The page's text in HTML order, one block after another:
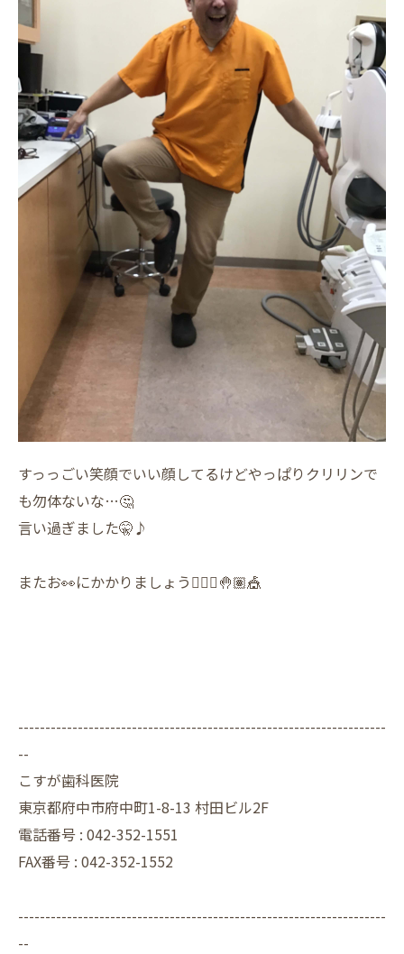
すっっごい笑顔でいい顔してるけどやっぱりクリリンで
も勿体ないな…🤔
言い過ぎました🤫♪
またお👀にかかりましょう🤹🏽‍♀️🤚🏽🎪
--------------------------------------------------------------------
--
こすが歯科医院
東京都府中市府中町1-8-13 村田ビル2F
電話番号 : 042-352-1551
FAX番号 : 042-352-1552
--------------------------------------------------------------------
--